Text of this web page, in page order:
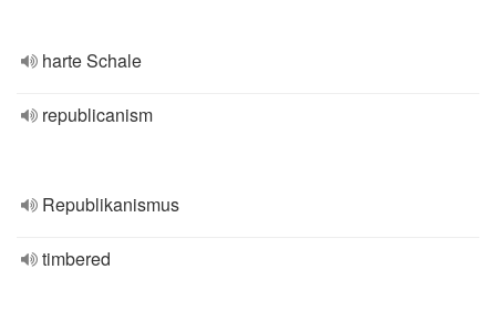
harte Schale
republicanism
Republikanismus
timbered